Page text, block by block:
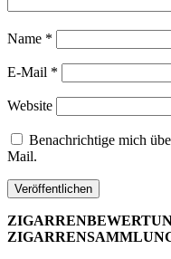
Name *
E-Mail *
Website
Benachrichtige mich
Mail.